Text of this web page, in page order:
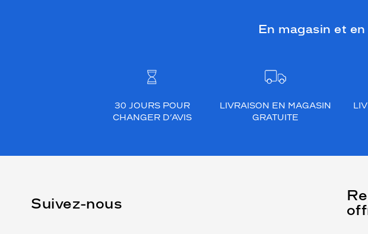
En magasin et
30 JOURS POUR
CHANGER D’AVIS
LIVRAISON EN MAGASIN
GRATUITE
Suivez-nous Name
(Ce
est